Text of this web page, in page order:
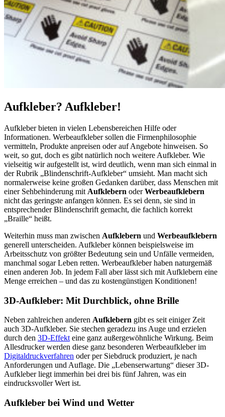
Aufkleber? Aufkleber!
Aufkleber bieten in vielen Lebensbereichen Hilfe oder
Informationen. Werbeaufkleber sollen die Firmenphilosophie
vermitteln, Produkte anpreisen oder auf Angebote hinweisen. So
weit, so gut, doch es gibt natürlich noch weitere Aufkleber. Wie
vielseitig wir aufgestellt ist, wird deutlich, wenn man sich einmal in
der Rubrik „Blindenschrift-Aufkleber“ umsieht. Man macht sich
normalerweise keine großen Gedanken darüber, dass Menschen mit
einer Sehbehinderung mit Aufklebern oderWerbeaufklebern
nicht das geringste anfangen können. Es sei denn, sie sind in
entsprechender Blindenschrift gemacht, die fachlich korrekt
„Braille“ heißt.
Weiterhin muss man zwischen Aufklebern und Werbeaufklebern
generell unterscheiden. Aufkleber können beispielsweise im
Arbeitsschutz von größter Bedeutung sein und Unfälle vermeiden,
manchmal sogar Leben retten. Werbeaufkleber haben naturgemäß
einen anderen Job. In jedem Fall aber lässt sich mit Aufklebern eine
Menge erreichen – und das zu kostengünstigen Konditionen!
3D-Aufkleber: Mit Durchblick, ohne Brille
Neben zahlreichen anderen Aufklebern gibt es seit einiger Zeit
auch 3D-Aufkleber. Sie stechen geradezu ins Auge und erzielen
durch den 3D-Effekteine ganz außergewöhnliche Wirkung. Beim
Allesdrucker werden diese ganz besonderen Werbeaufkleber im
Digitaldruckverfahren oder per Siebdruck produziert, je nach
Anforderungen und Auflage. Die „Lebenserwartung“ dieser 3D-
Aufkleber liegt immerhin bei drei bis fünf Jahren, was ein
eindrucksvoller Wert ist.
Aufkleber bei Wind und Wetter